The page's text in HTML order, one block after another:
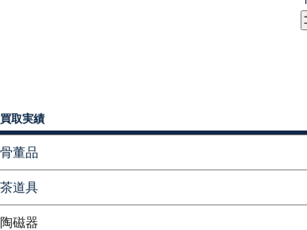
買取実績
骨董品
茶道具
陶磁器